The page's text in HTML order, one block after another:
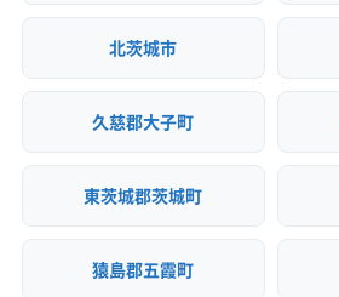
北茨城市
久慈郡大子町
東茨城郡茨城町
猿島郡五霞町